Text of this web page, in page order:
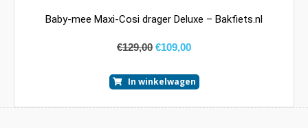
Baby-mee Maxi-Cosi drager Deluxe – Bakfiets.nl
€129,00 €109,00
In winkelwagen